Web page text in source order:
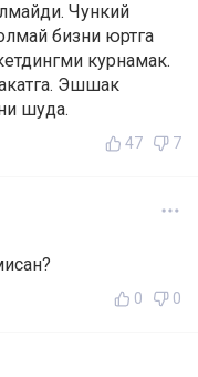
Чункий
бизни юртга
курнамак.
Эшшак
шуда.
47 7
0 0